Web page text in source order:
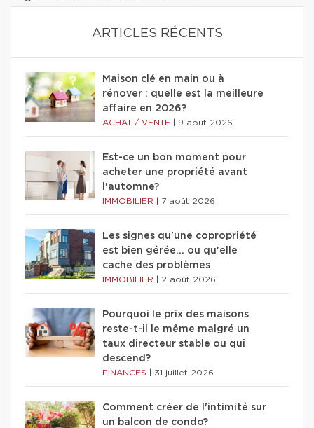
ARTICLES RÉCENTS
Maison clé en main ou à
rénover : quelle est la meilleure
affaire en 2026?
ACHAT / VENTE 9 août 2026
Est-ce un bon moment pour
acheter une propriété avant
l'automne?
IMMOBILIER 7 août 2026
Les signes qu'une copropriété
est bien gérée… ou qu'elle
cache des problèmes
IMMOBILIER 2 août 2026
Pourquoi le prix des maisons
reste-t-il le même malgré un
taux directeur stable ou qui
descend?
FINANCES 31 juillet 2026
Comment créer de l'intimité sur
un balcon de condo?